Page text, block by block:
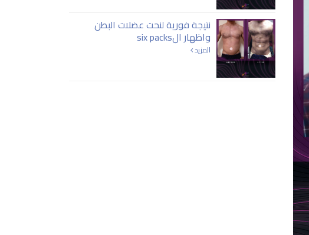
نتيجة فورية لنحت عضلات البطن
واظهار الsix packs
المزيد